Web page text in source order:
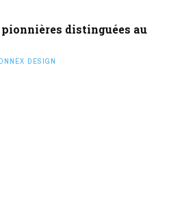
distinguées au
DESIGN